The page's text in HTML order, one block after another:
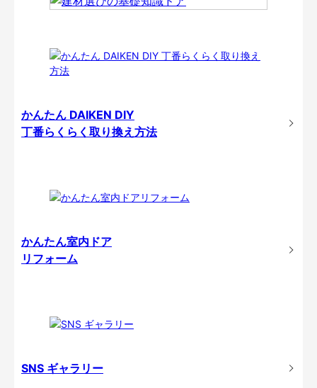
かんたん DAIKEN DIY
丁番らくらく取り換え方法
かんたん室内ドア
リフォーム
SNS ギャラリー